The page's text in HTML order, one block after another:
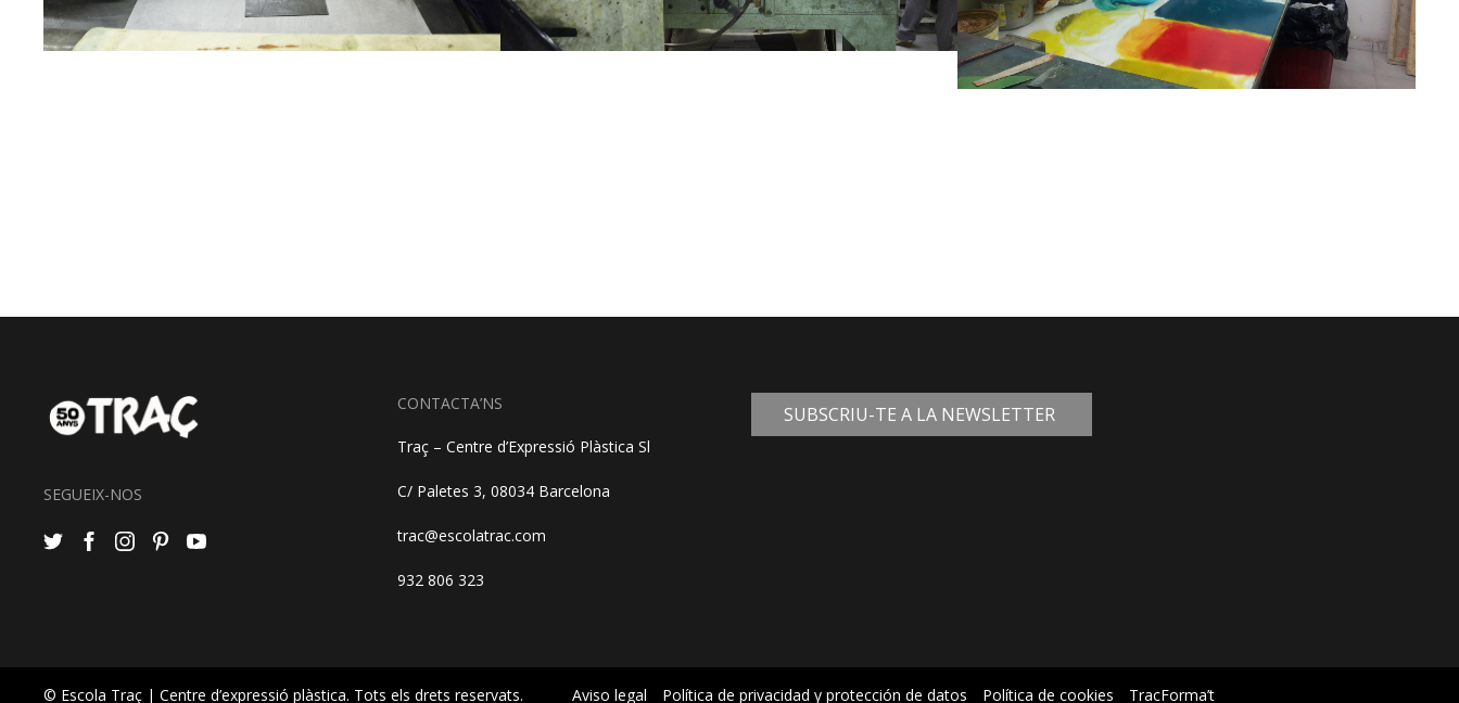
SEGUEIX-NOS
CONTACTA’NS
Traç – Centre d’Expressió Plàstica Sl
C/ Paletes 3, 08034 Barcelona
trac@escolatrac.com
932 806 323
SUBSCRIU-TE A LA NEWSLETTER
© Escola Traç | Centre d’expressió plàstica. Tots els drets reservats. Aviso legal Política de privacidad y protección de datos Política de cookies TracForma’t